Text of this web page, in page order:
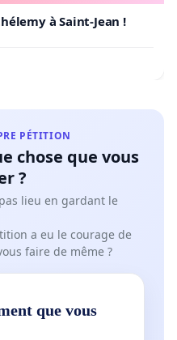
à Saint-Jean !
PÉTITION
chose que vous
?
lieu en gardant le
a eu le courage de
faire de même ?
que vous